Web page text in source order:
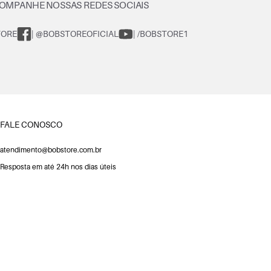
NOSSAS REDES SOCIAIS
| @BOBSTOREOFICIAL | /BOBSTORE1
FALE CONOSCO
atendimento@bobstore.com.br
Resposta em até 24h nos dias úteis